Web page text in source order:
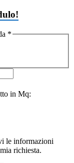
*
in Mq:
le informazioni
richiesta.